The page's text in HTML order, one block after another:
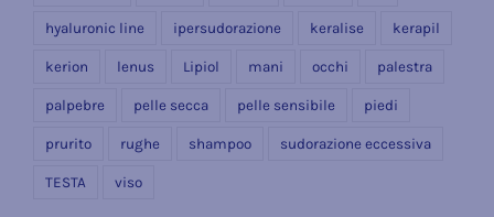
hyaluronic line ipersudorazione keralise kerapil
kerion lenus Lipiol mani occhi palestra
palpebre pelle secca pelle sensibile piedi
prurito rughe shampoo sudorazione eccessiva
TESTA viso